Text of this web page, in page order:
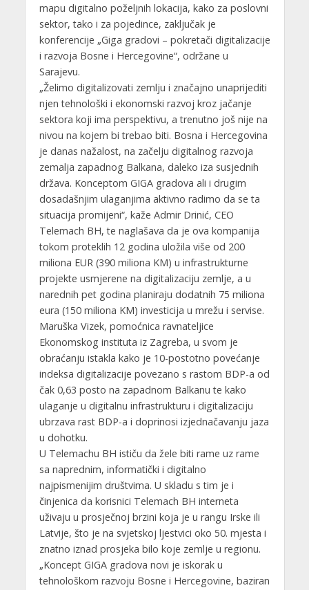
mapu digitalno poželjnih lokacija, kako za poslovni
sektor, tako i za pojedince, zaključak je
konferencije „Giga gradovi – pokretači digitalizacije
i razvoja Bosne i Hercegovine“, održane u
Sarajevu.
„Želimo digitalizovati zemlju i značajno unaprijediti
njen tehnološki i ekonomski razvoj kroz jačanje
sektora koji ima perspektivu, a trenutno još nije na
nivou na kojem bi trebao biti. Bosna i Hercegovina
je danas nažalost, na začelju digitalnog razvoja
zemalja zapadnog Balkana, daleko iza susjednih
država. Konceptom GIGA gradova ali i drugim
dosadašnjim ulaganjima aktivno radimo da se ta
situacija promijeni“, kaže Admir Drinić, CEO
Telemach BH, te naglašava da je ova kompanija
tokom proteklih 12 godina uložila više od 200
miliona EUR (390 miliona KM) u infrastrukturne
projekte usmjerene na digitalizaciju zemlje, a u
narednih pet godina planiraju dodatnih 75 miliona
eura (150 miliona KM) investicija u mrežu i servise.
Maruška Vizek, pomoćnica ravnateljice
Ekonomskog instituta iz Zagreba, u svom je
obraćanju istakla kako je 10-postotno povećanje
indeksa digitalizacije povezano s rastom BDP-a od
čak 0,63 posto na zapadnom Balkanu te kako
ulaganje u digitalnu infrastrukturu i digitalizaciju
ubrzava rast BDP-a i doprinosi izjednačavanju jaza
u dohotku.
U Telemachu BH ističu da žele biti rame uz rame
sa naprednim, informatički i digitalno
najpismenijim društvima. U skladu s tim je i
činjenica da korisnici Telemach BH interneta
uživaju u prosječnoj brzini koja je u rangu Irske ili
Latvije, što je na svjetskoj ljestvici oko 50. mjesta i
znatno iznad prosjeka bilo koje zemlje u regionu.
„Koncept GIGA gradova novi je iskorak u
tehnološkom razvoju Bosne i Hercegovine, baziran